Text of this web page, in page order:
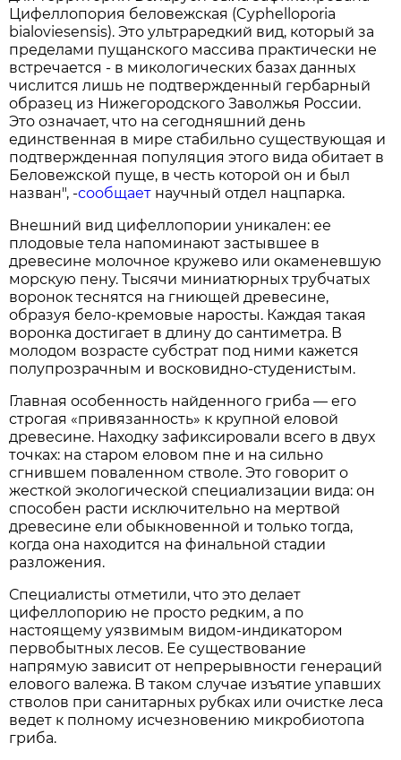
Цифеллопория беловежская (Cyphelloporia
bialoviesensis). Это ультраредкий вид, который за
пределами пущанского массива практически не
встречается - в микологических базах данных
числится лишь не подтвержденный гербарный
образец из Нижегородского Заволжья России.
Это означает, что на сегодняшний день
единственная в мире стабильно существующая и
подтвержденная популяция этого вида обитает в
Беловежской пуще, в честь которой он и был
назван", -сообщает научный отдел нацпарка.
Внешний вид цифеллопории уникален: ее
плодовые тела напоминают застывшее в
древесине молочное кружево или окаменевшую
морскую пену. Тысячи миниатюрных трубчатых
воронок теснятся на гниющей древесине,
образуя бело-кремовые наросты. Каждая такая
воронка достигает в длину до сантиметра. В
молодом возрасте субстрат под ними кажется
полупрозрачным и восковидно-студенистым.
Главная особенность найденного гриба — его
строгая «привязанность» к крупной еловой
древесине. Находку зафиксировали всего в двух
точках: на старом еловом пне и на сильно
сгнившем поваленном стволе. Это говорит о
жесткой экологической специализации вида: он
способен расти исключительно на мертвой
древесине ели обыкновенной и только тогда,
когда она находится на финальной стадии
разложения.
Специалисты отметили, что это делает
цифеллопорию не просто редким, а по
настоящему уязвимым видом-индикатором
первобытных лесов. Ее существование
напрямую зависит от непрерывности генераций
елового валежа. В таком случае изъятие упавших
стволов при санитарных рубках или очистке леса
ведет к полному исчезновению микробиотопа
гриба.